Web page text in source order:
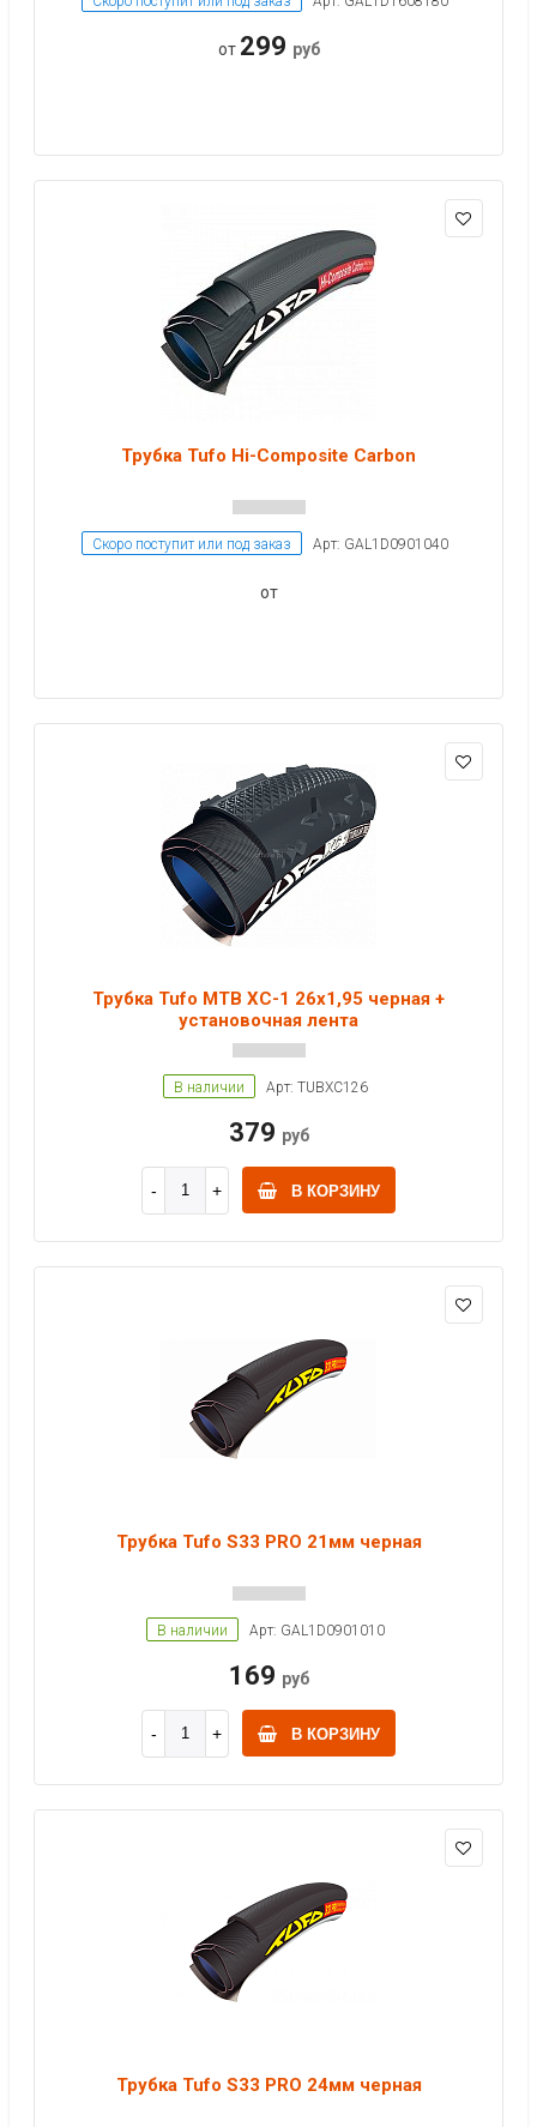
от 299 руб
Трубка Tufo Hi-Composite Carbon
Скоро поступит или под заказ Арт: GAL1D0901040
от
Трубка Tufo MTB XC-1 26x1,95 черная +
установочная лента
В наличии Арт: TUBXC126
379 руб
В КОРЗИНУ
Трубка Tufo S33 PRO 21мм черная
В наличии Арт: GAL1D0901010
169 руб
В КОРЗИНУ
Трубка Tufo S33 PRO 24мм черная